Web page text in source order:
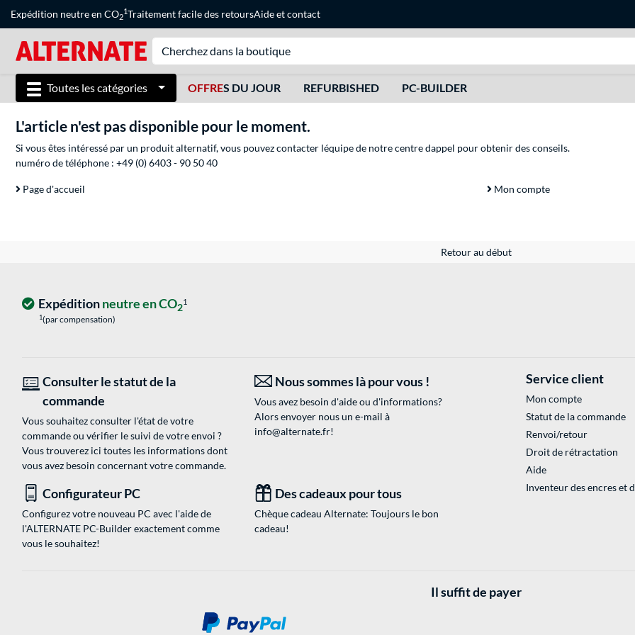
Expédition neutre en CO2
1Traitement facile des retoursAideetcontact
Toutes les catégories OFFRES DU JOUR REFURBISHED PC-BUILDER
L'article n'est pas disponible pour le moment.
Si vous êtes intéressé par un produit alternatif, vous pouvez contacter léquipe de notre centre dappel pour obtenir des conseils.
numéro de téléphone : +49 (0) 6403 - 90 50 40
Page d'accueil Mon compte
Retour au début
Expéditionneutre en CO21
1(par compensation)
Consulter le statut de la
commande
Vous souhaitez consulter l'état de votre
commande ou vérifier le suivi de votre envoi ?
Vous trouverez ici toutes les informations dont
vous avez besoin concernant votre commande.
Nous sommes là pour vous !
Vous avez besoin d'aide ou d'informations?
Alors envoyer nous un e-mail à
info@alternate.fr!
Configurateur PC
Configurez votre nouveau PC avec l'aide de
l'ALTERNATE PC-Builder exactement comme
vous le souhaitez!
Des cadeaux pour tous
Chèque cadeau Alternate: Toujours le bon
cadeau!
Service client
Mon compte
Statut de la commande
Renvoi/retour
Droit de rétractation
Aide
Inventeur des encres et
Il suffit de payer